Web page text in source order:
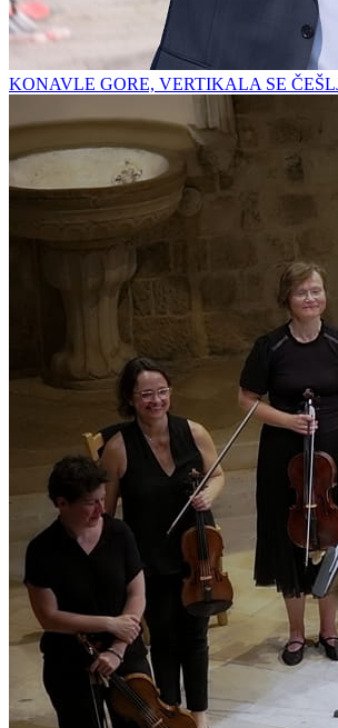
KONAVLE GORE, VERTIKALA SE